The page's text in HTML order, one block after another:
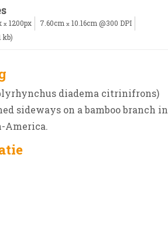
x 1200px 7.60cm x 10.16cm @300 DPI
kb)
diadema citrinifrons)
sideways on a bamboo branch in
America.